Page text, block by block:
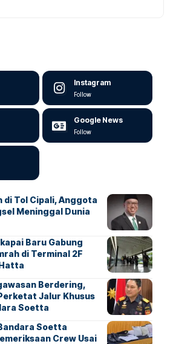
Instagram
Follow
Google News
Follow
di Tol Cipali, Anggota
Meninggal Dunia
Baru Gabung
di Terminal 2F
Berdering,
Jalur Khusus
Soetta
Soetta
Crew Usai